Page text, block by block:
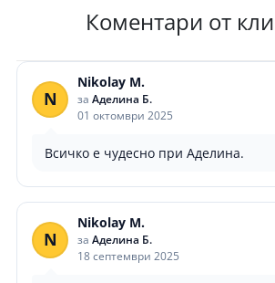
Коментари от
N
Nikolay M.
за Аделина Б.
01 октомври 2025
Всичко е чудесно при Аделина.
N
Nikolay M.
за Аделина Б.
18 септември 2025